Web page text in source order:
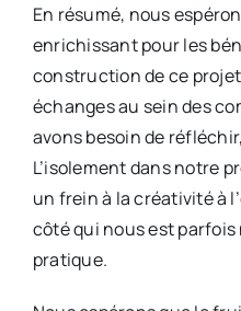
En résumé, nous
enrichissant pour les
construction de ce
échanges au sein des
avons besoin de
L’isolement dans notre
un frein à la créativité à
côté qui nous est parfois
pratique.